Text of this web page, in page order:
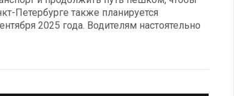
Петербурге также планируется
2025 года. Водителям настоятельно